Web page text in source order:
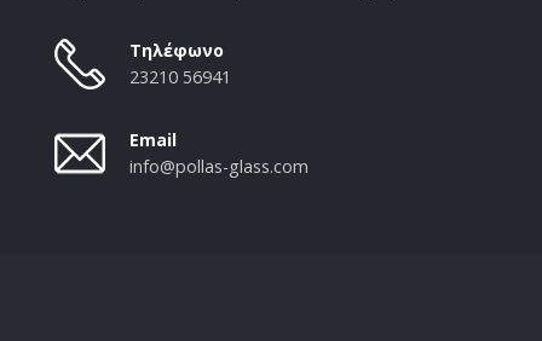
Τηλέφωνο
23210 56941
Email
info@pollas-glass.com